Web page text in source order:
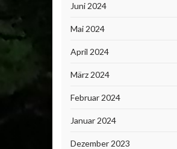
Juni 2024
Mai 2024
April 2024
März 2024
Februar 2024
Januar 2024
Dezember 2023